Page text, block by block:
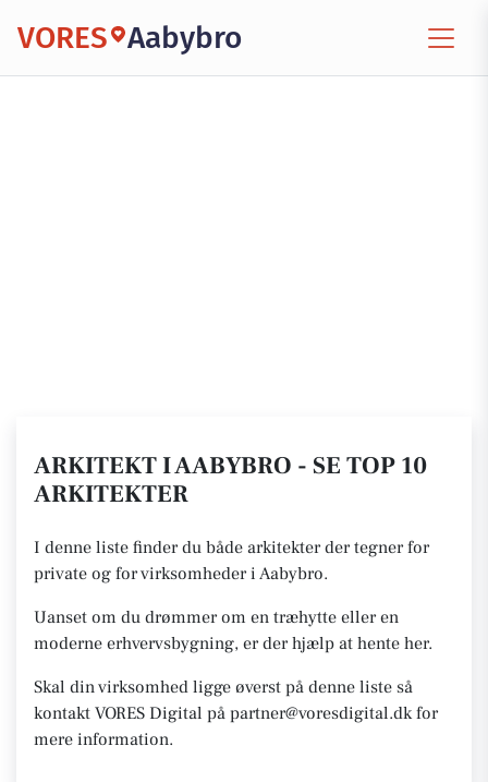
VORES Aabybro
ARKITEKT I AABYBRO - SE TOP 10
ARKITEKTER
I denne liste finder du både arkitekter der tegner for
private og for virksomheder i Aabybro.
Uanset om du drømmer om en træhytte eller en
moderne erhvervsbygning, er der hjælp at hente her.
Skal din virksomhed ligge øverst på denne liste så
kontakt VORES Digital på partner@voresdigital.dk for
mere information.